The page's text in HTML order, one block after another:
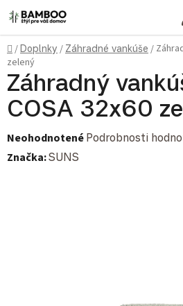
Prejsť na obsah
Domov
/Doplnky / Záhradné vankúše /
zelený
Záhradný
COSA 32x60
Priemerné hodnotenie produktu je 0,0
Neohodnotené Podrobnosti
Značka:SUNS